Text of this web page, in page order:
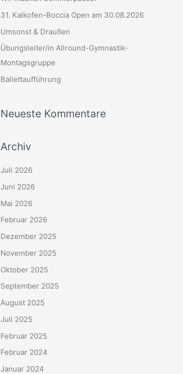
n
:
31. Kalkofen-Boccia Open am 30.08.2026
Umsonst & Draußen
Übungsleiter/in Allround-Gymnastik-
Montagsgruppe
Ballettaufführung
Neueste Kommentare
Archiv
Juli 2026
Juni 2026
Mai 2026
Februar 2026
Dezember 2025
November 2025
Oktober 2025
September 2025
August 2025
Juli 2025
Februar 2025
Februar 2024
Januar 2024